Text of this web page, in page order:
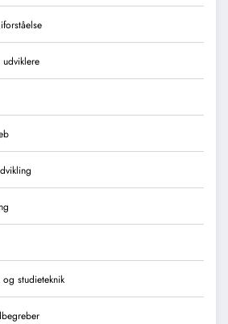
udviklere
studieteknik